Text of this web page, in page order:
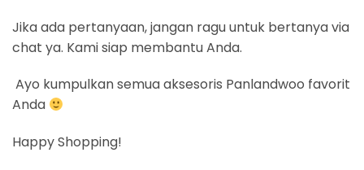
Jika ada pertanyaan, jangan ragu untuk bertanya via
chat ya. Kami siap membantu Anda.
Ayo kumpulkan semua aksesoris Panlandwoo favorit
Anda
Happy Shopping!